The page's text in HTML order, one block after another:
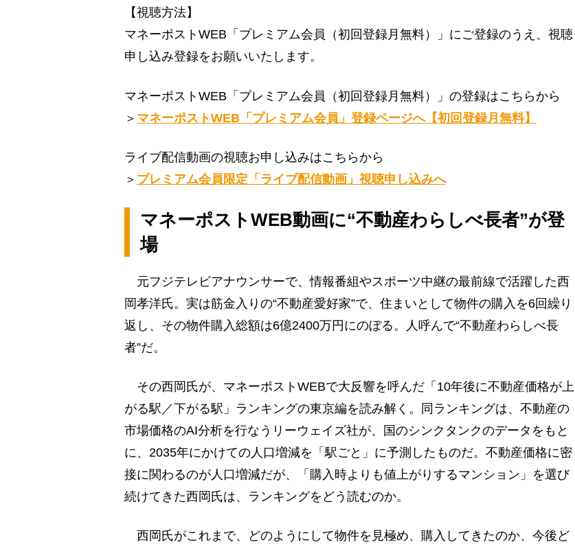
【視聴方法】
マネーポストWEB「プレミアム会員（初回登録月無料）」にご登録のうえ、視聴
申し込み登録をお願いいたします。
マネーポストWEB「プレミアム会員（初回登録月無料）」の登録はこちらから
＞ マネーポストWEB「プレミアム会員」登録ページへ【初回登録月無料】
ライブ配信動画の視聴お申し込みはこちらから
＞ プレミアム会員限定「ライブ配信動画」視聴申し込みへ
マネーポストWEB動画に“不動産わらしべ長者”が登
場
元フジテレビアナウンサーで、情報番組やスポーツ中継の最前線で活躍した西
岡孝洋氏。実は筋金入りの“不動産愛好家”で、住まいとして物件の購入を6回繰り
返し、その物件購入総額は6億2400万円にのぼる。人呼んで“不動産わらしべ長
者”だ。
その西岡氏が、マネーポストWEBで大反響を呼んだ「10年後に不動産価格が上
がる駅／下がる駅」ランキングの東京編を読み解く。同ランキングは、不動産の
市場価格のAI分析を行なうリーウェイズ社が、国のシンクタンクのデータをもと
に、2035年にかけての人口増減を「駅ごと」に予測したものだ。不動産価格に密
接に関わるのが人口増減だが、「購入時よりも値上がりするマンション」を選び
続けてきた西岡氏は、ランキングをどう読むのか。
西岡氏がこれまで、どのようにして物件を見極め、購入してきたのか、今後ど